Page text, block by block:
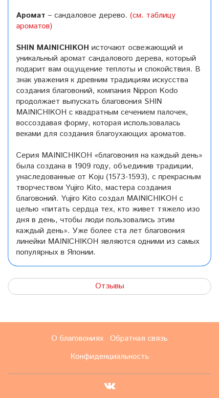
Аромат – сандаловое дерево. (см. таблицу
ароматов)
SHIN MAINICHIKOH источают освежающий и
уникальный аромат сандалового дерева, который
подарит вам ощущение теплоты и спокойствия. В
знак уважения к древним традициям искусства
создания благовоний, компания Nippon Kodo
продолжает выпускать благовония SHIN
MAINICHIKOH с квадратным сечением палочек,
воссоздавая форму, которая использовалась
веками для создания благоухающих ароматов.
Серия MAINICHIKOH «благовония на каждый день»
была создана в 1909 году, объединив традиции,
унаследованные от Koju (1573-1593), с прекрасным
творчеством Yujiro Kito, мастера создания
благовоний. Yujiro Kito создал MAINICHIKOH с
целью «питать сердца тех, кто живет тяжело изо
дня в день, чтобы люди пользовались этим
каждый день». Уже более ста лет благовония
линейки MAINICHIKOH являются одними из самых
популярных в Японии.
Отзывы
О благовониях Обратная связь
Конфиденциальность